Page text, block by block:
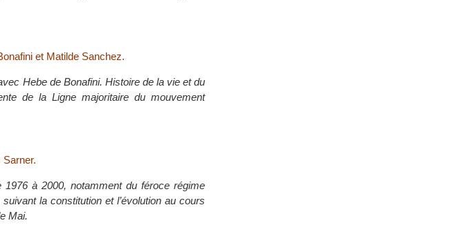
et Matilde Sanchez.
Hebe de Bonafini. Histoire de la vie et du
de la Ligne majoritaire du mouvement
Sarner.
1976 à 2000, notamment du féroce régime
la constitution et l’évolution au cours
Mai.